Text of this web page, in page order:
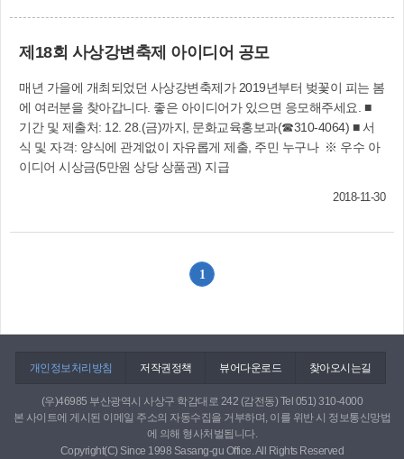
승부차기로 4-3으로 꺾고 우승기를 품에 안았다.
지석 선수가 최다득점상(4년 연속)을, 박성식 감독
이 감독상을 받는 등 개인상도 휩쓸었다. 이에 앞
서 사상구는 11월 3일 부산아시아드 보조경기장
등 종목별 경기장에서 열린 제29회 부산시민체육
대회에 축구와 배구, 탁구 등 15개 종목 183명의
선수단이 출전해 한마음 한뜻으로 경기를 벌인 결
·축구·탁구 우승)의 좋은 성적을 거뒀다.
(☎310-4064)
제18회 사상강변축제 아이디어 공모
매년 가을에 개최되었던 사상강변축제가 2019년부터 벚꽃이 피는 봄
에 여러분을 찾아갑니다. 좋은 아이디어가 있으면 응모해주세요. ■
기간 및 제출처: 12. 28.(금)까지, 문화교육홍보과(☎310-4064) ■ 서
식 및 자격: 양식에 관계없이 자유롭게 제출, 주민 누구나 ※ 우수 아
이디어 시상금(5만원 상당 상품권) 지급
2018-11-30
1
개인정보처리방침 저작권정책 뷰어다운로드 찾아오시는길
(우)46985 부산광역시 사상구 학감대로 242 (감전동) Tel 051) 310-4000
본 사이트에 게시된 이메일 주소의 자동수집을 거부하며, 이를 위반 시 정보통신망법
에 의해 형사처벌됩니다.
Copyright(C) Since 1998 Sasang-gu Office. All Rights Reserved